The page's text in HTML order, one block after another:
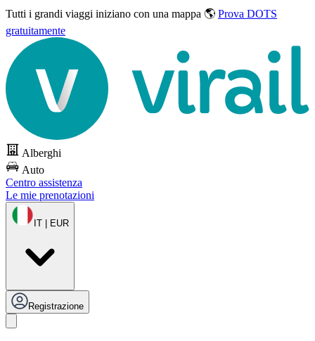
Tutti i grandi viaggi iniziano con una mappa 🌎 Prova DOTS
gratuitamente
Alberghi
Auto
Centro assistenza
Le mie prenotazioni
IT | EUR
Registrazione